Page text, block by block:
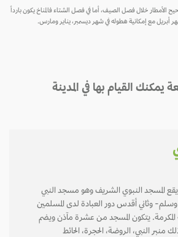
خلال فصل الصيف، أما في فصل الشتاء فالمناخ يكون بارداً
مع إمكانية هطوله في شهر ديسمبر، يناير ومارس.
القيام بها في المدينة
المسجد النبوي الشريف وهو مسجد النبي
وثاني أقدس دور العبادة لدى المسلمين
يتكون المسجد من عشرة مآذن ويضم
منبر النبي، الروضة، الحجرة، الحائط